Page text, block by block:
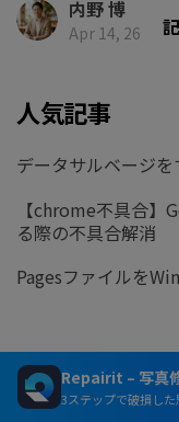
Repairit – 写真
3ステップで破損し
内野 博
Apr 14, 26
人気記事
データサルベージを
【chrome不具合
る際の不具合解消
Pagesファイルを